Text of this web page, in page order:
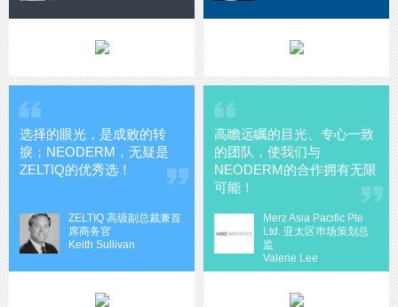
选择的眼光，是成败的转
捩；NEODERM，无疑是
ZELTIQ的优秀选！
ZELTIQ 高级副总裁兼首
席商务官
Keith Sullivan
高瞻远瞩的目光、专心一致
的团队，使我们与
NEODERM的合作拥有无限
可能！
Merz Asia Pacific Pte
Ltd. 亚太区巿场策划总
监
Valerie Lee